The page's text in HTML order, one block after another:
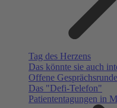
Tag des Herzens
Das könnte sie auch
Offene
Das "Defi-Telefon"
Patiententagungen in